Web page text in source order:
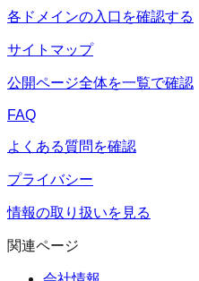
各ドメインの入口を確認する
サイトマップ
公開ページ全体を一覧で確認
FAQ
よくある質問を確認
プライバシー
情報の取り扱いを見る
関連ページ